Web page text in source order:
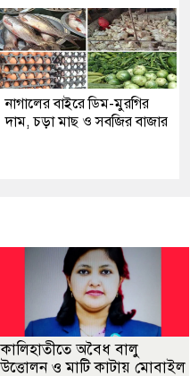
নাগালের বাইরে ডিম-মুরগির
দাম, চড়া মাছ ও সবজির বাজার
কালিহাতীতে অবৈধ বালু
উত্তোলন ও মাটি কাটায় মোবাইল